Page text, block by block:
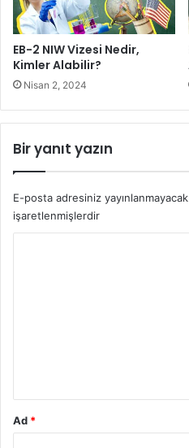
EB-2 NIW Vizesi Nedir,
Kimler Alabilir?
Nisan 2, 2024
Bir yanıt yazın
E-posta adresiniz
işaretlenmişlerdir
Ad *